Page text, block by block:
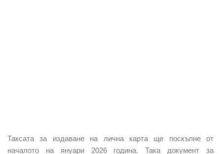
Таксата за издаване на лична карта ще поскъпне от
началото на януари 2026 година. Така документ за